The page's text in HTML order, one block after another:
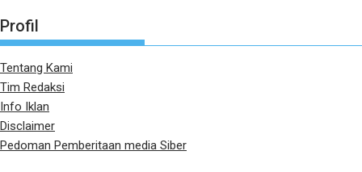
Profil
Tentang Kami
Tim Redaksi
Info Iklan
Disclaimer
Pedoman Pemberitaan media Siber